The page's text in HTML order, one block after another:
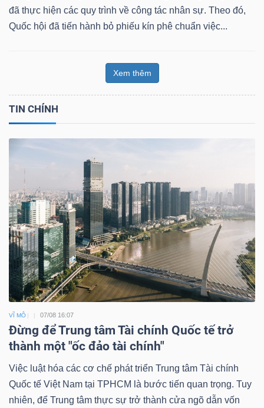
đã thực hiện các quy trình về công tác nhân sự. Theo đó,
Quốc hội đã tiến hành bỏ phiếu kín phê chuẩn việc...
Xem thêm
TIN CHÍNH
VĨ MÔ 07/08 16:07
Đừng để Trung tâm Tài chính Quốc tế trở
thành một "ốc đảo tài chính"
Việc luật hóa các cơ chế phát triển Trung tâm Tài chính
Quốc tế Việt Nam tại TPHCM là bước tiến quan trọng. Tuy
nhiên, để Trung tâm thực sự trở thành cửa ngõ dẫn vốn